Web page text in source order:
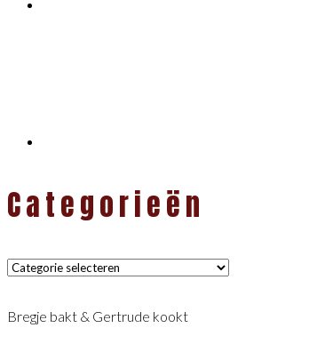
Categorieën
Categorieën
Bregje bakt & Gertrude kookt